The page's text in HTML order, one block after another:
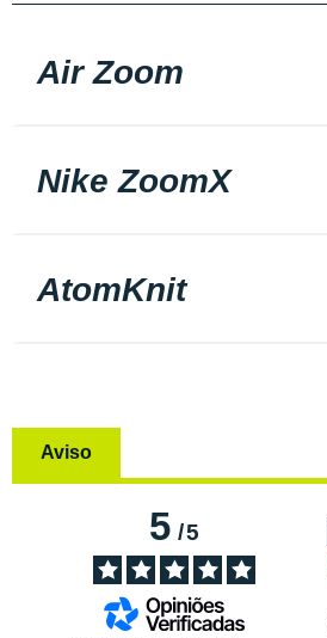
Air Zoom
Nike ZoomX
AtomKnit
Aviso
5/5